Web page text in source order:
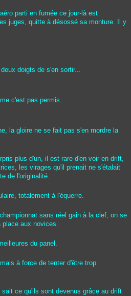
parti en fumée ce jour-là est
juges, quitte à désossé sa monture. Il y
doigts de s'en sortir...
c'est pas permis...
la gloire ne se fait pas s'en mordre la
plus d'un, il est rare d'en voir en drift,
les virages qu'il prenait ne s'étalait
de l'originalité.
totalement à l'équerre.
sans réel gain à la clef, on se
place aux novices.
du panel.
à force de tenter d'être trop
ce qu'ils sont devenus grâce au drift